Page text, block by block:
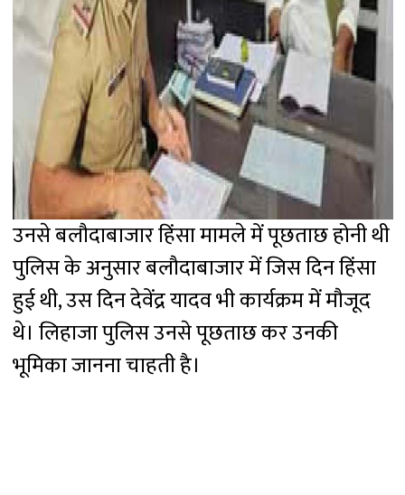
उनसे बलौदाबाजार हिंसा मामले में पूछताछ होनी थी
पुलिस के अनुसार बलौदाबाजार में जिस दिन हिंसा
हुई थी, उस दिन देवेंद्र यादव भी कार्यक्रम में मौजूद
थे। लिहाजा पुलिस उनसे पूछताछ कर उनकी
भूमिका जानना चाहती है।